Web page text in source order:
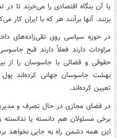
یا آن بنگاه اقتصادی را می‌خرند تا
بزنند. آنها برآنند هر که با ایران کار
در حوزه سیاسی روی تقی‌زاده‌های
مراودات دارند فعلاً دارند قبح
حقوقی و قضائی با جاسوسان را از
بهشت جاسوسان جهانی کرده‌اند
تعیین کرده‌اند.
در فضای مجازی در حال تصرف و
برخی مسئولان هم دانسته یا ندانسته
این همه دشمن راه به جایی نخواهد